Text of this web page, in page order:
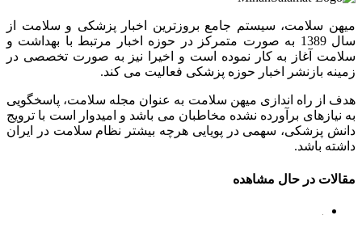
میهن سلامت، سیستم جامع بروزترین اخبار پزشکی و سلامت از
سال 1389 به صورت متمرکز در حوزه اخبار مرتبط با بهداشت و
سلامت آغاز به کار نموده است و اخیرا نیز به صورت تخصصی در
زمینه بازنشر اخبار حوزه پزشکی فعالیت می کند.
هدف از راه اندازی میهن سلامت به عنوان مجله سلامت، پاسخگویی
به نیازهای برآورده نشده مخاطبان می باشد و امیدوار است با ترویج
دانش پزشکی، سهمی در پویایی هرچه بیشتر نظام سلامت در ایران
داشته باشد.
مقالات در حال مشاهده